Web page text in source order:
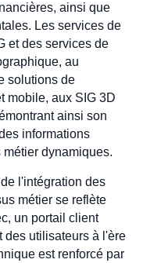
ainsi que
Les services de
et des services de
au
solutions de
mobile, aux SIG 3D
ainsi son
informations
dynamiques.
l'intégration des
métier se reflète
un portail client
des utilisateurs à l'ère
est renforcé par